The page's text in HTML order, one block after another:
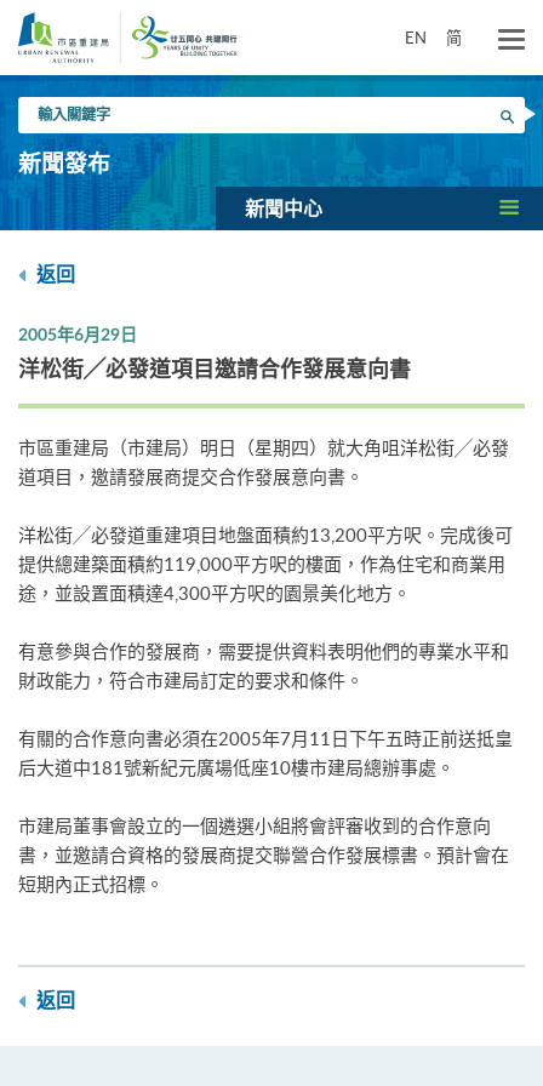
要
EN 简
入
關
鍵
搜尋
新聞發布
新聞中心
返回
2005年6月29日
洋松街╱必發道項目邀請合作發展意向書
市區重建局（市建局）明日（星期四）就大角咀洋松街╱必發
道項目，邀請發展商提交合作發展意向書。
洋松街╱必發道重建項目地盤面積約13,200平方呎。完成後可
提供總建築面積約119,000平方呎的樓面，作為住宅和商業用
途，並設置面積達4,300平方呎的園景美化地方。
有意參與合作的發展商，需要提供資料表明他們的專業水平和
財政能力，符合市建局訂定的要求和條件。
有關的合作意向書必須在2005年7月11日下午五時正前送抵皇
后大道中181號新紀元廣場低座10樓市建局總辦事處。
市建局董事會設立的一個遴選小組將會評審收到的合作意向
書，並邀請合資格的發展商提交聯營合作發展標書。預計會在
短期內正式招標。
返回